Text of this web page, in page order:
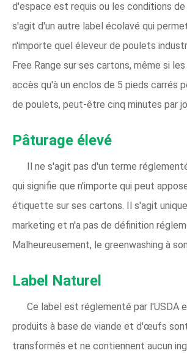
d'espace est requis ou les conditions de
s'agit d'un autre label écolavé qui
n'importe quel éleveur de poulets
Free Range sur ses cartons, même si
accès qu'à un enclos de 5 pieds carrés
de poulets, peut-être cinq minutes par
Pâturage élevé
Il ne s'agit pas d'un terme
qui signifie que n'importe qui peut
étiquette sur ses cartons. Il s'agit
marketing et n'a pas de définition
Malheureusement, le greenwashing à
Label Naturel
Ce label est réglementé par l'USDA
produits à base de viande et d'œufs
transformés et ne contiennent aucun